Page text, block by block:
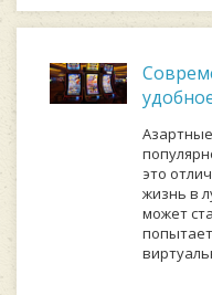
это
жизнь в
может